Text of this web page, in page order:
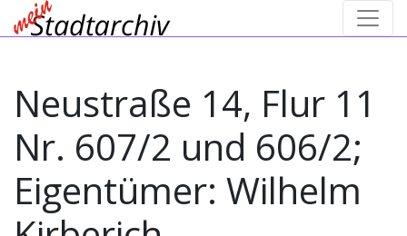
Neustraße 14, Flur 11
Nr. 607/2 und 606/2;
Eigentümer: Wilhelm